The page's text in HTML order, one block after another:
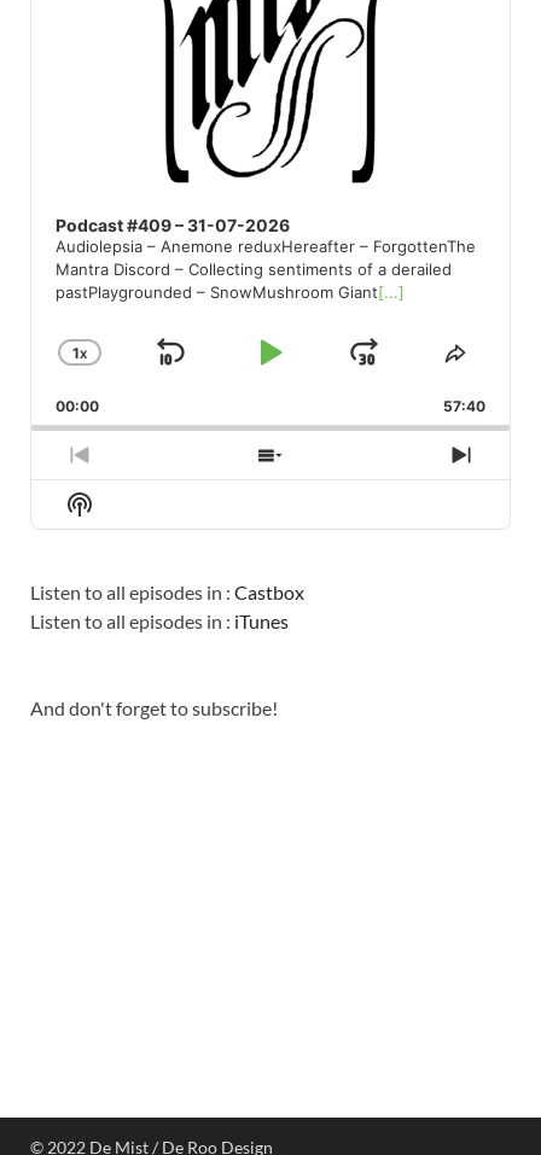
Podcast #409 – 31-07-2026
Audiolepsia – Anemone reduxHereafter – ForgottenThe
Mantra Discord – Collecting sentiments of a derailed
pastPlaygrounded – SnowMushroom Giant[...]
CHANGE
RATE
1X
SKIP
PLAYJUMP
FORWARD
SHARE
00:00 57:40
PREVIOUS
EPISODE
SHOW
EPISODES
NEXT
Show
Podcast
Listen to all episodes in : Castbox
Listen to all episodes in : iTunes
And don't forget to subscribe!
© 2022 De Mist / De Roo Design